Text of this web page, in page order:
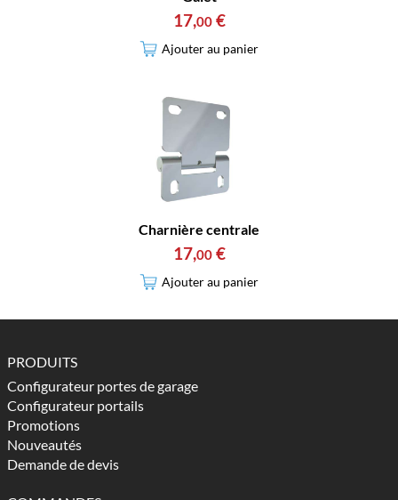
17,00 €
Ajouter au panier
Charnière centrale
17,00 €
Ajouter au panier
PRODUITS
Configurateur portes de garage
Configurateur portails
Promotions
Nouveautés
Demande de devis